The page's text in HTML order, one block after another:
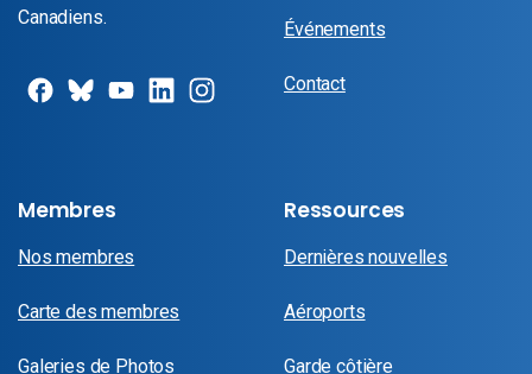
Canadiens.
Événements
Contact
Membres
Nos membres
Carte des membres
Galeries de Photos
Ressources
Dernières nouvelles
Aéroports
Garde côtière